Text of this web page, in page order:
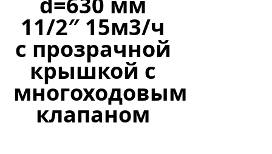
11/2″ 15м3/ч
с прозрачной
крышкой с
многоходовым
клапаном